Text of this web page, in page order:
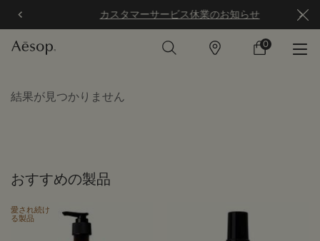
カスタマーサービス休業のお知らせ
店
カ
0
0 カート内の製
結果が見つかりません
おすすめの製品
愛され続け
る製品